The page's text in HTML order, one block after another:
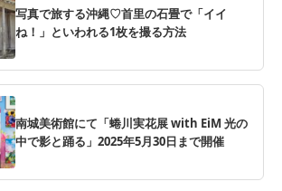
写真で旅する沖縄♡首里の石畳で「イイ
ね！」といわれる1枚を撮る方法
南城美術館にて「蜷川実花展 with EiM 光の
中で影と踊る」2025年5月30日まで開催